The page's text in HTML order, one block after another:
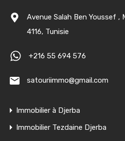
Avenue Salah Ben Youssef ,
4116, Tunisie
+216 55 694 576
satouriimmo@gmail.com
Immobilier à Djerba
Immobilier Tezdaine Djerba